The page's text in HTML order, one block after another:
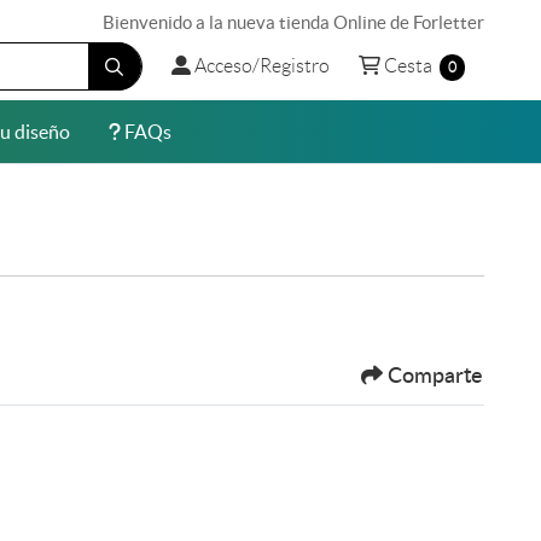
Bienvenido a la nueva tienda Online de Forletter
Acceso/Registro
Acceso/Registro Cesta
Cesta 0
diseño
diseño FAQs
FAQs
Comparte